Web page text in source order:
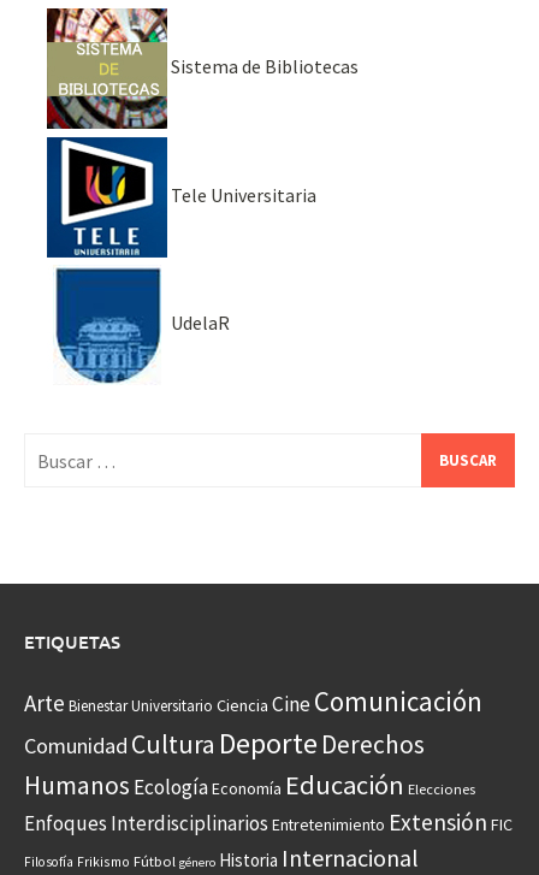
Sistema de Bibliotecas
Tele Universitaria
UdelaR
ETIQUETAS
Arte Bienestar Universitario Ciencia CineComunicación
Comunidad Cultura Deporte Derechos
Humanos EcologíaEconomía Educación Elecciones
Enfoques Interdisciplinarios Entretenimiento Extensión FIC
Filosofía Frikismo Fútbol género Historia Internacional